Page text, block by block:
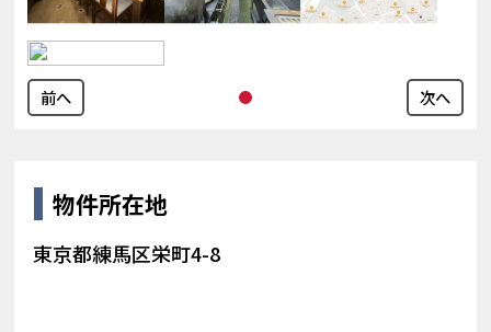
前へ 次へ
物件所在地
東京都練馬区栄町4-8